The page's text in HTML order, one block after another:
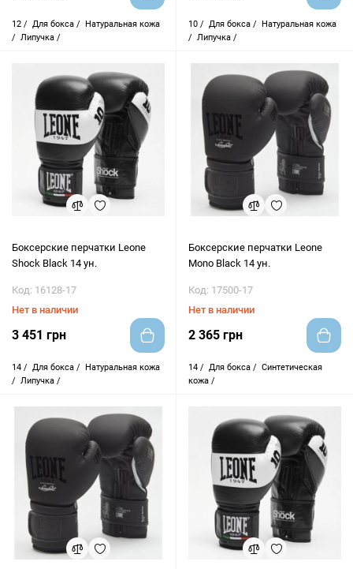
12 / Для бокса / Натуральная кожа
/ Липучка /
10 / Для бокса / Натуральная кожа
/ Липучка /
Боксерские перчатки Leone
Shock Black 14 ун.
Код: 16128-17
Нет в наличии
3 451 грн
14 / Для бокса / Натуральная кожа
/ Липучка /
Боксерские перчатки Leone
Mono Black 14 ун.
Код: 17500-17
Нет в наличии
2 365 грн
14 / Для бокса / Синтетическая
кожа /